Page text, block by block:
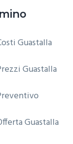
Guastalla
Guastalla
Guastalla